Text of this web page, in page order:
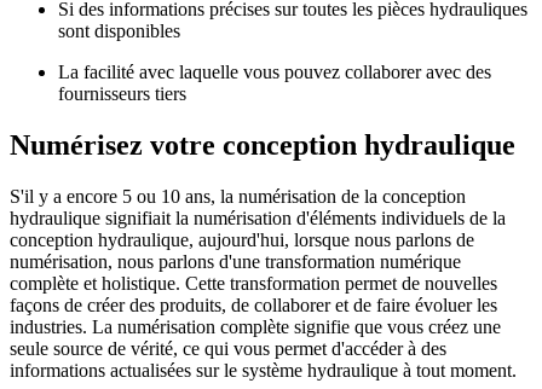
Si des informations précises sur toutes les pièces hydrauliques
sont disponibles
La facilité avec laquelle vous pouvez collaborer avec des
fournisseurs tiers
Numérisez votre conception hydraulique
S'il y a encore 5 ou 10 ans, la numérisation de la conception
hydraulique signifiait la numérisation d'éléments individuels de la
conception hydraulique, aujourd'hui, lorsque nous parlons de
numérisation, nous parlons d'une transformation numérique
complète et holistique. Cette transformation permet de nouvelles
façons de créer des produits, de collaborer et de faire évoluer les
industries. La numérisation complète signifie que vous créez une
seule source de vérité, ce qui vous permet d'accéder à des
informations actualisées sur le système hydraulique à tout moment.